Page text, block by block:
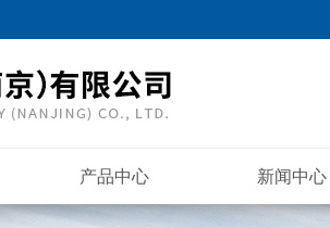
产品中心 新闻中心